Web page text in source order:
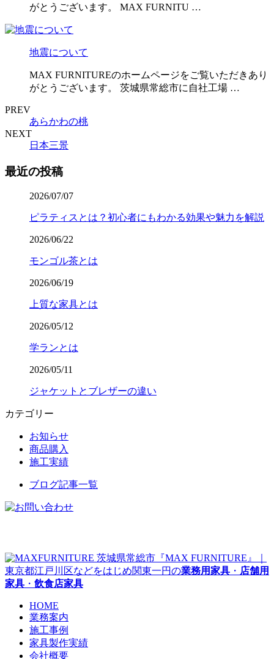
がとうございます。 MAX FURNITU …
地震について
MAX FURNITUREのホームページをご覧いただきあり
がとうございます。 茨城県常総市に自社工場 …
PREV
あらかわの桃
NEXT
日本三景
最近の投稿
2026/07/07
ピラティスとは？初心者にもわかる効果や魅力を解説
2026/06/22
モンゴル茶とは
2026/06/19
上質な家具とは
2026/05/12
学ランとは
2026/05/11
ジャケットとブレザーの違い
カテゴリー
お知らせ
商品購入
施工実績
ブログ記事一覧
茨城県常総市『MAX FURNITURE』｜
東京都江戸川区などをはじめ関東一円の業務用家具 ・ 店舗用
家具 ・ 飲食店家具
HOME
業務案内
施工事例
家具製作実績
会社概要